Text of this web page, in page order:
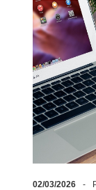
02/03/2026 -